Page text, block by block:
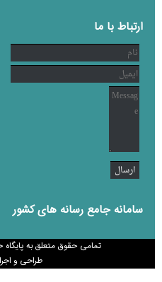
ارتباط با ما
سامانه جامع رسانه های کشور
تمامی حقوق متعلق به پایگاه
طراحی و اجرا